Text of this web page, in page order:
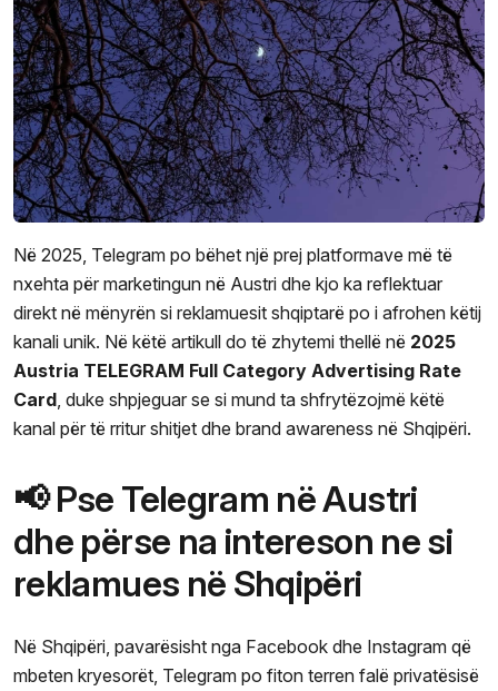
Në 2025, Telegram po bëhet një prej platformave më të
nxehta për marketingun në Austri dhe kjo ka reflektuar
direkt në mënyrën si reklamuesit shqiptarë po i afrohen këtij
kanali unik. Në këtë artikull do të zhytemi thellë në 2025
Austria TELEGRAM Full Category Advertising Rate
Card , duke shpjeguar se si mund ta shfrytëzojmë këtë
kanal për të rritur shitjet dhe brand awareness në Shqipëri.
📢 Pse Telegram në Austri
dhe përse na intereson ne si
reklamues në Shqipëri
Në Shqipëri, pavarësisht nga Facebook dhe Instagram që
mbeten kryesorët, Telegram po fiton terren falë privatësisë